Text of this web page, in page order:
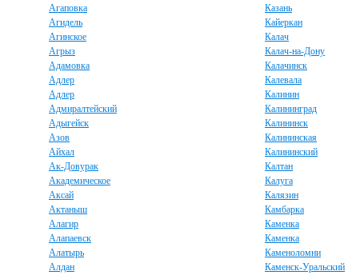
Агаповка
Агидель
Агинское
Агрыз
Адамовка
Адлер
Адлер
Адмиралтейский
Адыгейск
Азов
Айхал
Ак-Довурак
Академическое
Аксай
Актаныш
Алагир
Алапаевск
Алатырь
Алдан
Казань
Кайеркан
Калач
Калач-на-Дону
Калачинск
Калевала
Калинин
Калининград
Калининск
Калининская
Калининский
Калтан
Калуга
Калязин
Камбарка
Каменка
Каменка
Каменоломни
Каменск-Уральский